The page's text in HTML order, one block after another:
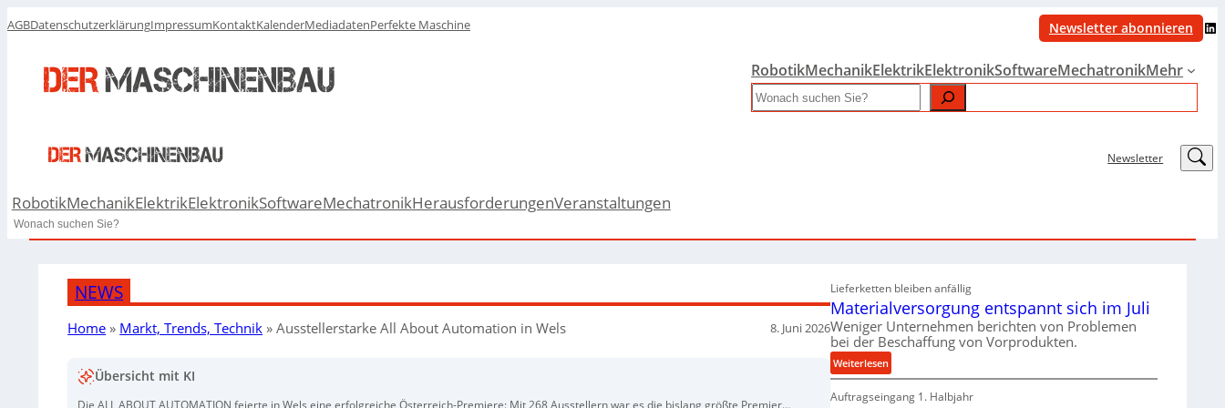
AGBDatenschutzerklärungImpressumKontaktKalenderMediadatenPerfekte Maschine Newsletter abonnieren LinkedIn
RobotikMechanikElektrikElektronikSoftwareMechatronikMehr
Search
Newsletter LinkedIn
RobotikMechanikElektrikElektronikSoftwareMechatronikHerausforderungenVeranstaltungen
Search
NEWS
Home » Markt, Trends, Technik »Ausstellerstarke All About Automation in Wels 8. Juni 2026
Übersicht mit KI
Die ALL ABOUT AUTOMATION feierte in Wels eine erfolgreiche Österreich-Premiere: Mit 268 Ausstellern war es die bislang größte Premiere
Lieferketten bleiben anfällig
Materialversorgung entspannt sich im Juli
Weniger Unternehmen berichten von Problemen
bei der Beschaffung von Vorprodukten.
Weiterlesen:
M
a
Auftragseingang 1. Halbjahr